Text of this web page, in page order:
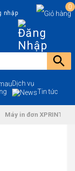
nhập
0
Dịch vụ
Tin tức
Máy in đơn XPRINTER